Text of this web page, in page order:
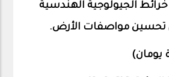
خرائط الجيولوجية الهندسية
تحسين مواصفات الأرض.
يومان(